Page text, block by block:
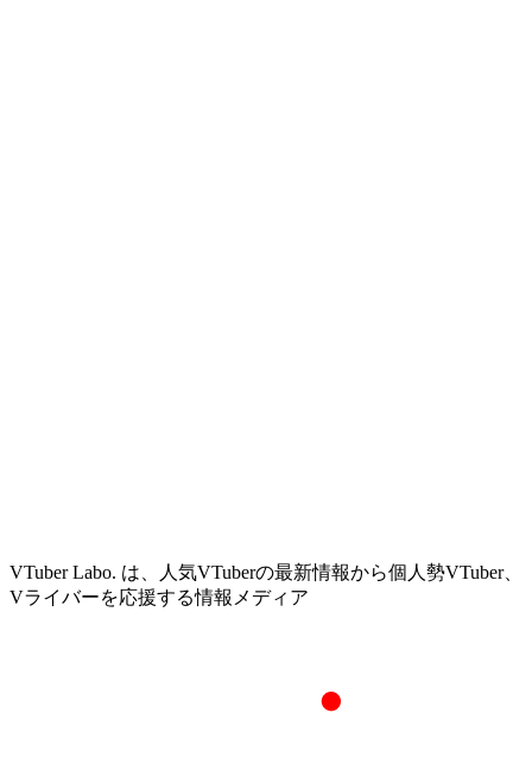
VTuber Labo. は、人気VTuberの最新情報から個人勢VTuber、
Vライバーを応援する情報メディア